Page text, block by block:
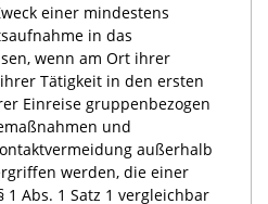
einer mindestens
in das
wenn am Ort ihrer
Tätigkeit in den ersten
Einreise gruppenbezogen
und
außerhalb
werden, die einer
1 Abs. 1 Satz 1 vergleichbar